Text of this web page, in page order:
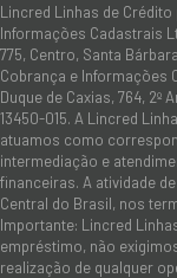
Lincred Linhas de
Informações Cadastrais
775, Centro, Santa
Cobrança e Informações
Duque de Caxias, 764, 2º
13450-015. A Lincred
atuamos como
intermediação e
financeiras. A atividade
Central do Brasil, nos
Importante: Lincred
empréstimo, não
realização de qualquer